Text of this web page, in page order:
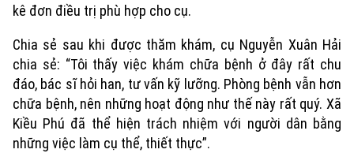
kê đơn điều trị phù hợp cho cụ.
Chia sẻ sau khi được thăm khám, cụ Nguyễn Xuân Hải
chia sẻ: “Tôi thấy việc khám chữa bệnh ở đây rất chu
đáo, bác sĩ hỏi han, tư vấn kỹ lưỡng. Phòng bệnh vẫn hơn
chữa bệnh, nên những hoạt động như thế này rất quý. Xã
Kiều Phú đã thể hiện trách nhiệm với người dân bằng
những việc làm cụ thể, thiết thực”.